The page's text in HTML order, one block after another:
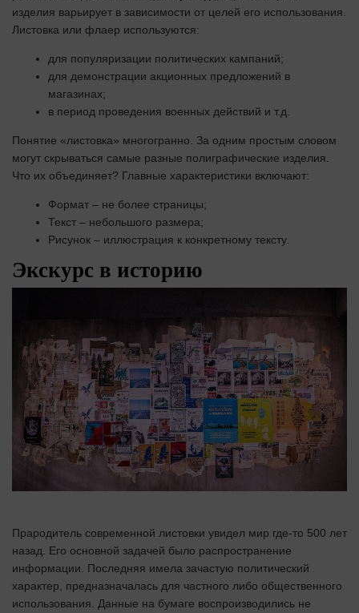
изделия варьирует в зависимости от целей его использования.
Листовка или флаер используются:
для популяризации политических кампаний;
для демонстрации акционных предложений в
магазинах;
в период проведения военных действий и т.д.
Понятие «листовка» многогранно. За одним простым словом
могут скрываться самые разные полиграфические изделия.
Что их объединяет? Главные характеристики включают:
Формат – не более страницы;
Текст – небольшого размера;
Рисунок – иллюстрация к конкретному тексту.
Экскурс в историю
Прародитель современной листовки увидел мир где-то 500 лет
назад. Его основной задачей было распространение
информации. Последняя имела зачастую политический
характер, предназначалась для частного либо общественного
использования. Данные на бумаге воспроизводились не